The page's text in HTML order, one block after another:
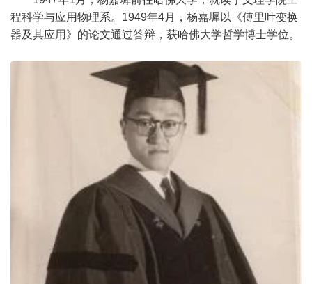
程科学与应用物理系。1949年4月，杨嘉墀以《傅里叶变换
器及其应用》的论文通过答辩，获哈佛大学哲学博士学位。